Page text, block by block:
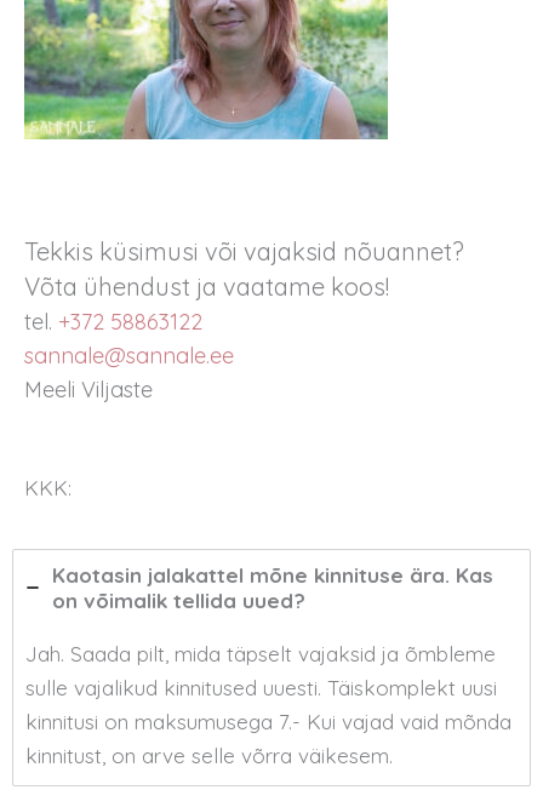
Tekkis küsimusi või vajaksid nõuannet?
Võta ühendust ja vaatame koos!
tel. +372 58863122
sannale@sannale.ee
Meeli Viljaste
KKK:
Kaotasin jalakattel mõne kinnituse ära. Kas
on võimalik tellida uued?
Jah. Saada pilt, mida täpselt vajaksid ja õmbleme
sulle vajalikud kinnitused uuesti. Täiskomplekt uusi
kinnitusi on maksumusega 7.- Kui vajad vaid mõnda
kinnitust, on arve selle võrra väikesem.